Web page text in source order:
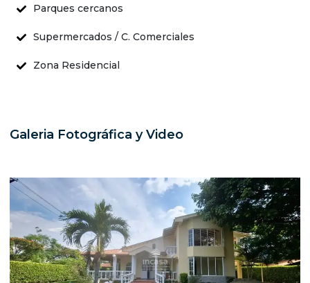
Parques cercanos
Supermercados / C. Comerciales
Zona Residencial
Galeria Fotográfica y Video